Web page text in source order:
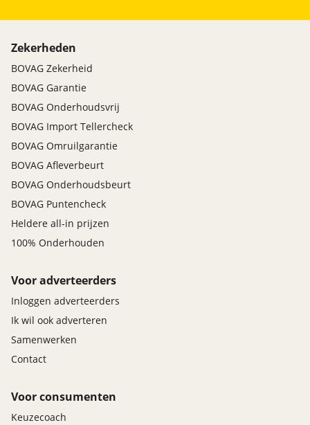
Zekerheden
BOVAG Zekerheid
BOVAG Garantie
BOVAG Onderhoudsvrij
BOVAG Import Tellercheck
BOVAG Omruilgarantie
BOVAG Afleverbeurt
BOVAG Onderhoudsbeurt
BOVAG Puntencheck
Heldere all-in prijzen
100% Onderhouden
Voor adverteerders
Inloggen adverteerders
Ik wil ook adverteren
Samenwerken
Contact
Voor consumenten
Keuzecoach